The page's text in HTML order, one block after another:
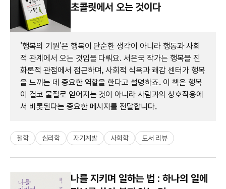
초콜릿에서 오는 것이다
'행복의 기원'은 행복이 단순한 생각이 아니라 행동과 사회
적 관계에서 오는 것임을 다뤄요. 서은국 작가는 행복을 진
화론적 관점에서 접근하며, 사회적 식욕과 쾌감 센터가 행복
을 느끼는 데 중요한 역할을 한다고 설명하죠. 이 책은 행복
이 결코 물질로 얻어지는 것이 아니라 사람과의 상호작용에
서 비롯된다는 중요한 메시지를 전달합니다.
철학 심리학 자기계발 사회학 도서 리뷰
나를 지키며 일하는 법 : 하나의 일에